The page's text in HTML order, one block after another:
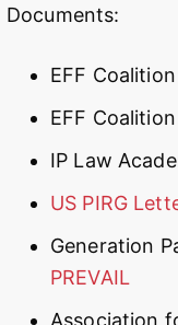
Documents:
EFF Coalition
EFF Coalition
IP Law
US PIRG
Generation
PREVAIL
Association